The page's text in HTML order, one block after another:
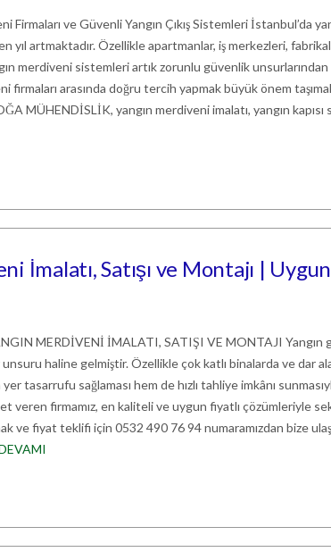
Firmaları ve Güvenli Yangın Çıkış Sistemleri İstanbul’da
yıl artmaktadır. Özellikle apartmanlar, iş merkezleri,
merdiveni sistemleri artık zorunlu güvenlik
firmaları arasında doğru tercih yapmak büyük önem
MÜHENDİSLİK, yangın merdiveni imalatı, yangın
İmalatı, Satışı ve Montajı |
MERDİVENİ İMALATI, SATIŞI VE MONTAJI Yangın
haline gelmiştir. Özellikle çok katlı binalarda ve dar
tasarrufu sağlaması hem de hızlı tahliye imkânı
veren firmamız, en kaliteli ve uygun fiyatlı çözümleriyle
ve fiyat teklifi için 0532 490 76 94 numaramızdan bize